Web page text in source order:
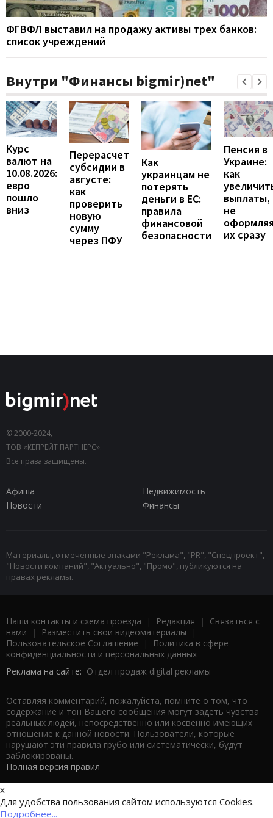
ФГВФЛ выставил на продажу активы трех банков:
список учреждений
Внутри "Финансы bigmir)net"
Курс
валют на
10.08.2026:
евро
пошло
вниз
Перерасчет
субсидии в
августе:
как
проверить
новую
сумму
через ПФУ
Как
украинцам не
потерять
деньги в ЕС:
правила
финансовой
безопасности
Пенсия в
Украине:
как
выплаты,
не
их сразу
© 2000-2024,
ТОВ «КЕПРЕЙТ ПАРТНЕРС».
Все права защищены.
Афиша
Недвижимость
Новости
Финансы
Материалы, отмеченные знаками "Реклама", "PR", "Спецпроект",
"Новости компаний", "Актуально", "Промо", публикуются на
правах рекламы.
Наши контакты и схема проезда | Редакция | Связаться с
нами | Разместить свои видеоматериалы |
Пользовательское Соглашение |
Политика в сфере
конфиденциальности и персональных данных
Реклама на сайте: Отдел продаж digital рекламы
Оставляя комментарий, пожалуйста, помните о том, что
содержание и тон Вашего сообщения могут задеть чувства
реальных людей, непосредственно или косвенно имеющих
отношение к данной новости. Пользователи, которые
нарушают эти правила грубо или систематически, будут
заблокированы.
Полная версия правил
x
Для удобства пользования сайтом используются Cookies.
Подробнее...